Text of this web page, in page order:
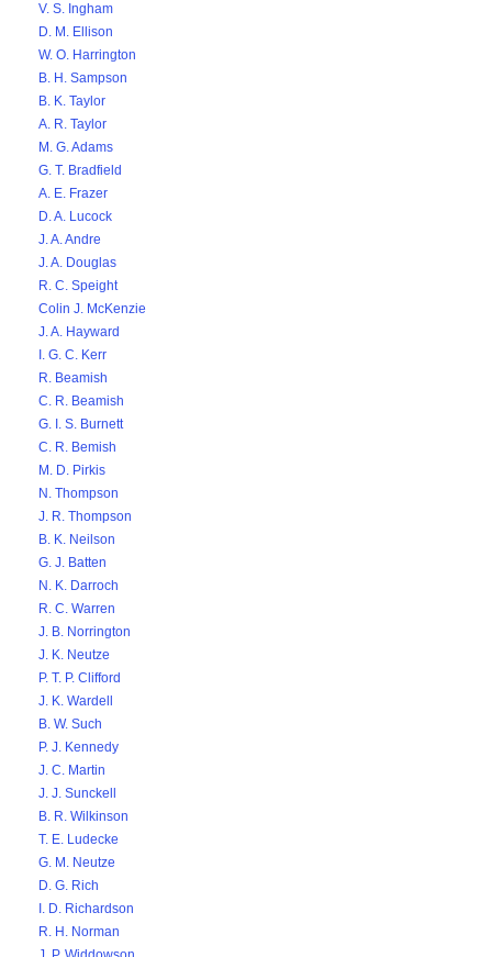
V. S. Ingham
D. M. Ellison
W. O. Harrington
B. H. Sampson
B. K. Taylor
A. R. Taylor
M. G. Adams
G. T. Bradfield
A. E. Frazer
D. A. Lucock
J. A. Andre
J. A. Douglas
R. C. Speight
Colin J. McKenzie
J. A. Hayward
I. G. C. Kerr
R. Beamish
C. R. Beamish
G. I. S. Burnett
C. R. Bemish
M. D. Pirkis
N. Thompson
J. R. Thompson
B. K. Neilson
G. J. Batten
N. K. Darroch
R. C. Warren
J. B. Norrington
J. K. Neutze
P. T. P. Clifford
J. K. Wardell
B. W. Such
P. J. Kennedy
J. C. Martin
J. J. Sunckell
B. R. Wilkinson
T. E. Ludecke
G. M. Neutze
D. G. Rich
I. D. Richardson
R. H. Norman